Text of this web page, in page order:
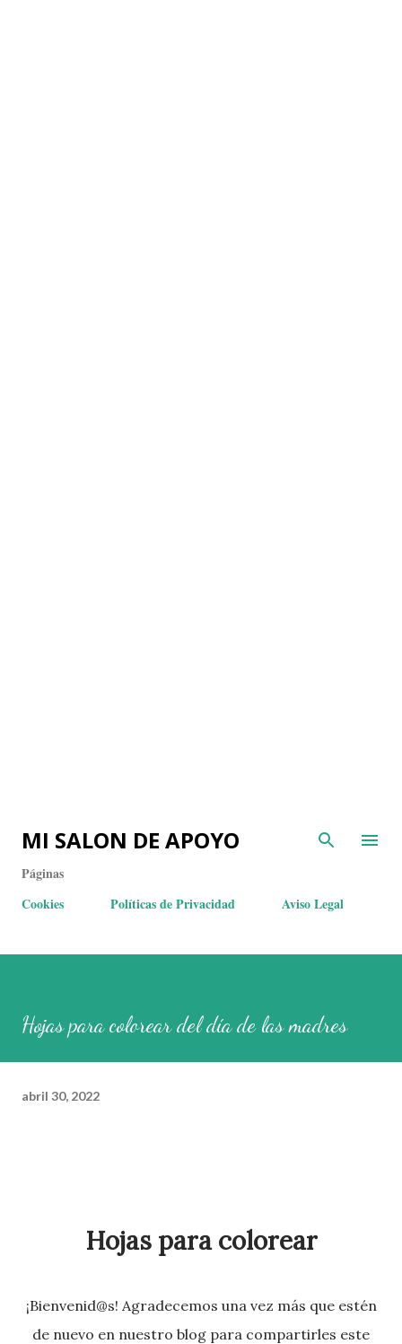
MI SALON DE APOYO
Páginas
Cookies
Políticas de Privacidad Aviso Legal
Hojas para colorear del día de las madres
abril 30, 2022
Hojas para colorear
¡Bienvenid@s! Agradecemos una vez más que estén
de nuevo en nuestro blog para compartirles este